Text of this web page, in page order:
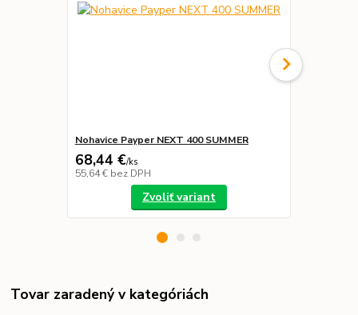
Nohavice Payper NEXT 400 SUMMER
68,44 €/ks
55,64 € bez DPH
Zvoliť variant
Tovar zaradený v kategóriách